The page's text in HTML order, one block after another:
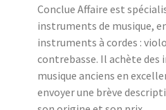
Conclue Affaire est
instruments de musique,
instruments à cordes :
contrebasse. Il achète des
musique anciens en
envoyer une brève